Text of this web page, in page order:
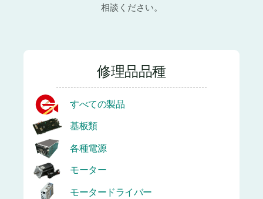
相談ください。
修理品品種
すべての製品
基板類
各種電源
モーター
モータードライバー